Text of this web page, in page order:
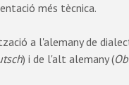
més tècnica.
a l'alemany de
) i de l'alt alemany (